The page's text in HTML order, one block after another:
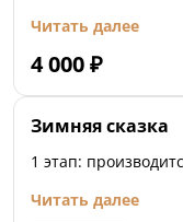
Читать далее
4 000₽
Зимняя сказка
1 этап:
Читать далее